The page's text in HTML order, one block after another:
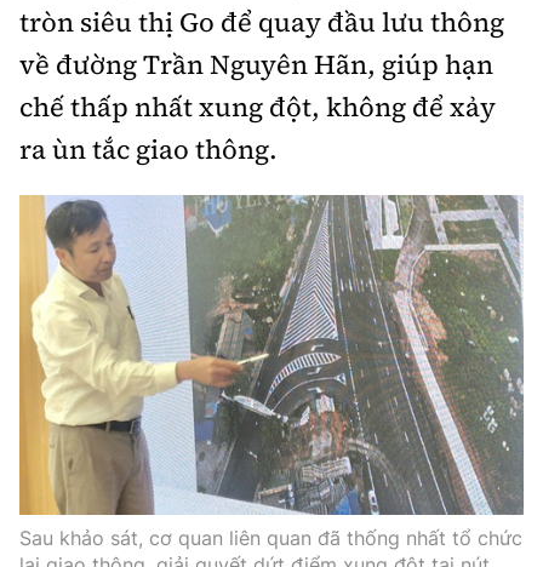
tròn siêu thị Go để quay đầu lưu thông
về đường Trần Nguyên Hãn, giúp hạn
chế thấp nhất xung đột, không để xảy
ra ùn tắc giao thông.
Sau khảo sát, cơ quan liên quan đã thống nhất tổ chức